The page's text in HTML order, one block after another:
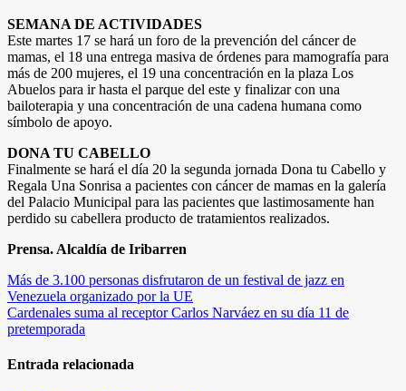
SEMANA DE ACTIVIDADES
Este martes 17 se hará un foro de la prevención del cáncer de
mamas, el 18 una entrega masiva de órdenes para mamografía para
más de 200 mujeres, el 19 una concentración en la plaza Los
Abuelos para ir hasta el parque del este y finalizar con una
bailoterapia y una concentración de una cadena humana como
símbolo de apoyo.
DONA TU CABELLO
Finalmente se hará el día 20 la segunda jornada Dona tu Cabello y
Regala Una Sonrisa a pacientes con cáncer de mamas en la galería
del Palacio Municipal para las pacientes que lastimosamente han
perdido su cabellera producto de tratamientos realizados.
Prensa. Alcaldía de Iribarren
Navegación
de
entradas
Más de 3.100 personas disfrutaron de un festival de jazz en
Venezuela organizado por la UE
Cardenales suma al receptor Carlos Narváez en su día 11 de
pretemporada
Entrada relacionada